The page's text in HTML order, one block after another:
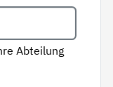
Abteilung